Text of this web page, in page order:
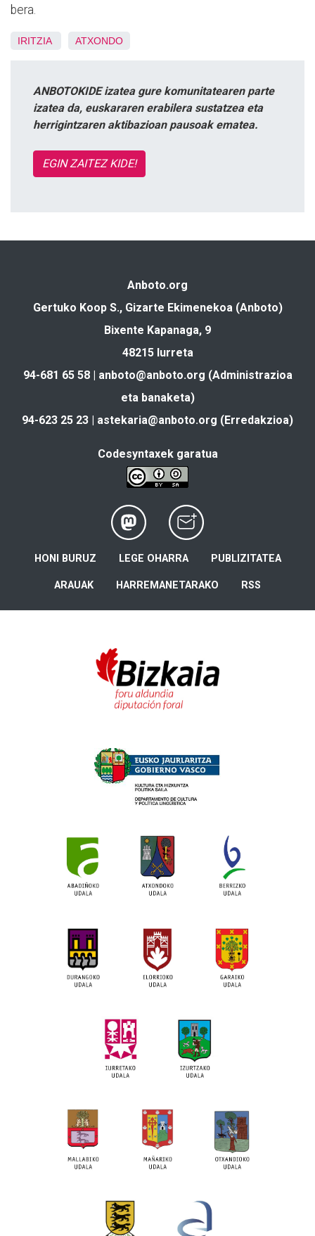
bera.
IRITZIA ATXONDO
ANBOTOKIDE izatea gure komunitatearen parte
izatea da, euskararen erabilera sustatzea eta
herrigintzaren aktibazioan pausoak ematea.
EGIN ZAITEZ KIDE!
Anboto.org
Gertuko Koop S., Gizarte Ekimenekoa (Anboto)
Bixente Kapanaga, 9
48215 Iurreta
94-681 65 58 | anboto@anboto.org (Administrazioa
eta banaketa)
94-623 25 23 | astekaria@anboto.org (Erredakzioa)
Codesyntaxek garatua
HONI BURUZ LEGE OHARRA PUBLIZITATEA
ARAUAK HARREMANETARAKO RSS